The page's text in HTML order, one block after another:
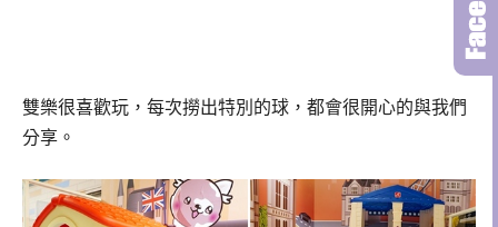
雙樂很喜歡玩，每次撈出特別的球，都會很開心的與我們
分享。